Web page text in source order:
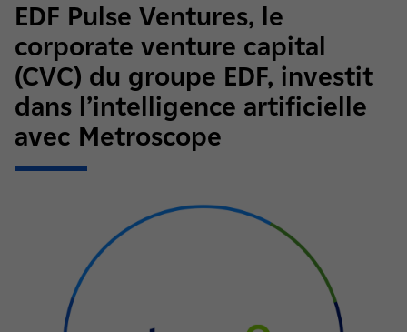
EDF Pulse Ventures, le
corporate venture capital
(CVC) du groupe EDF, investit
dans l’intelligence artificielle
avec Metroscope